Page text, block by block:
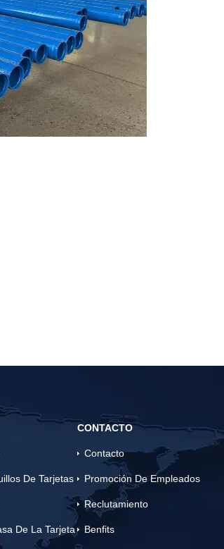
De Tarjetas
De La Tarjeta
CONTACTO
Contacto
Promoción De Empleados
Reclutamiento
Benfits